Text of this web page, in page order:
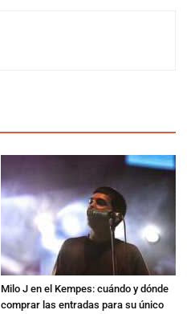
Milo J en el Kempes: cuándo y dónde
comprar las entradas para su único